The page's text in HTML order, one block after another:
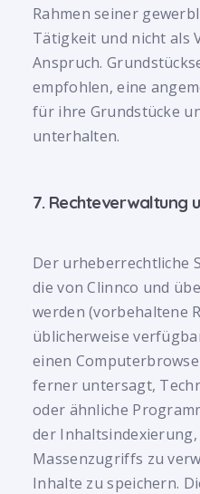
Rahmen seiner
Tätigkeit und nicht als
Anspruch.
empfohlen, eine
für ihre Grundstücke
unterhalten.
7. Rechteverwaltung
Der urheberrechtliche
die von Clinnco und
werden (vorbehaltene
üblicherweise
einen
ferner untersagt,
oder ähnliche
der
Massenzugriffs zu
Inhalte zu speichern.